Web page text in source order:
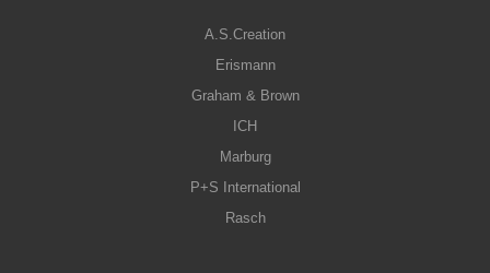
A.S.Creation
Erismann
Graham & Brown
ICH
Marburg
P+S International
Rasch